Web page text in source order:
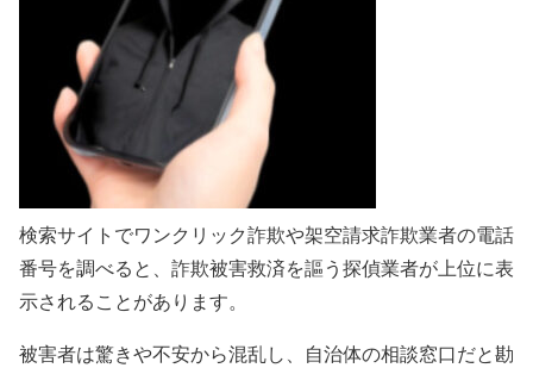
検索サイトでワンクリック詐欺や架空請求詐欺業者の電話
番号を調べると、詐欺被害救済を謳う探偵業者が上位に表
示されることがあります。
被害者は驚きや不安から混乱し、自治体の相談窓口だと勘